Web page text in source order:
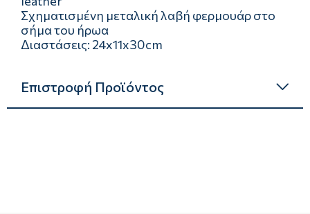
Σχηματισμένη μεταλική λαβή φερμουάρ στο
σήμα του ήρωα
Διαστάσεις: 24x11x30cm
Επιστροφή Προϊόντος